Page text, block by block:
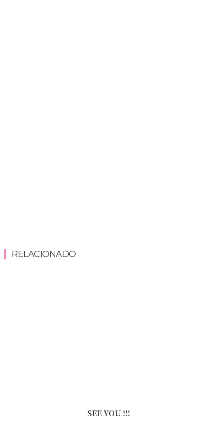
RELACIONADO
SEE YOU !!!